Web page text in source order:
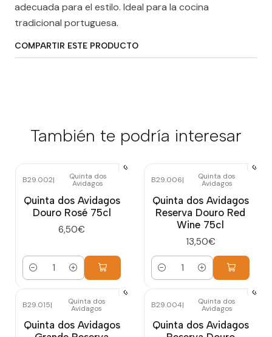
adecuada para el estilo. Ideal para la cocina
tradicional portuguesa.
COMPARTIR ESTE PRODUCTO
También te podría interesar
B29.002| Quinta dos
Avidagos
Quinta dos Avidagos
Douro Rosé 75cl
6,50€
Cantidad
B29.006| Quinta dos
Avidagos
Quinta dos Avidagos
Reserva Douro Red
Wine 75cl
13,50€
Cantidad
B29.015| Quinta dos
Avidagos
Quinta dos Avidagos
B29.004| Quinta dos
Avidagos
Quinta dos Avidagos